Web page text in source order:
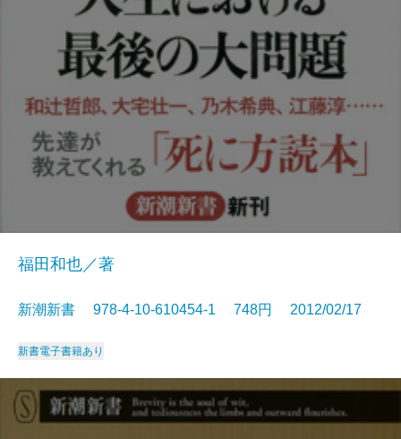
福田和也／著
新潮新書 978-4-10-610454-1 748円 2012/02/17
新書電子書籍あり